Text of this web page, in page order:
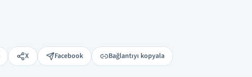
X Facebook Bağlantıyı kopyala